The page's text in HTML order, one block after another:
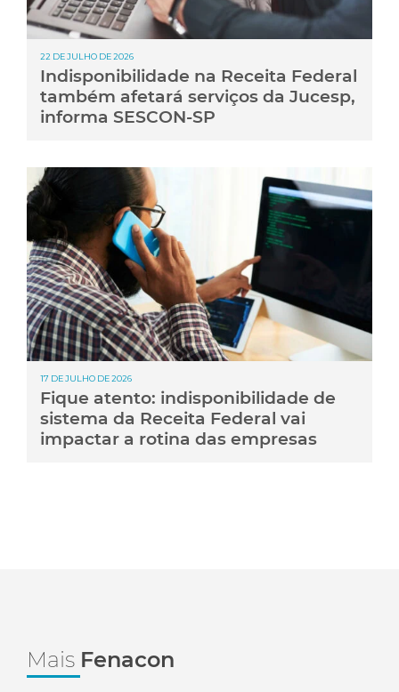
22 DE JULHO DE 2026
Indisponibilidade na Receita Federal
também afetará serviços da Jucesp,
informa SESCON-SP
17 DE JULHO DE 2026
Fique atento: indisponibilidade de
sistema da Receita Federal vai
impactar a rotina das empresas
Mais Fenacon